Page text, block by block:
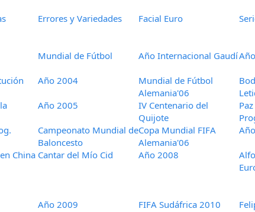
Errores y Variedades Facial Euro
Mundial de Fútbol Año Internacional Gaudí
Año 2004
Mundial de Fútbol
Alemania'06
Año 2005
IV Centenario del
Quijote
Campeonato Mundial de
Baloncesto
Copa Mundial FIFA
Alemania'06
China Cantar del Mío Cid Año 2008
Año 2009 FIFA Sudáfrica 2010